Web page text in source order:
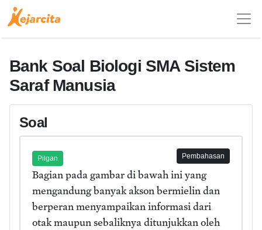
Bank Soal Biologi SMA Sistem
Saraf Manusia
Soal
Pilgan Pembahasan
Bagian pada gambar di bawah ini yang
mengandung banyak akson bermielin dan
berperan menyampaikan informasi dari
otak maupun sebaliknya ditunjukkan oleh